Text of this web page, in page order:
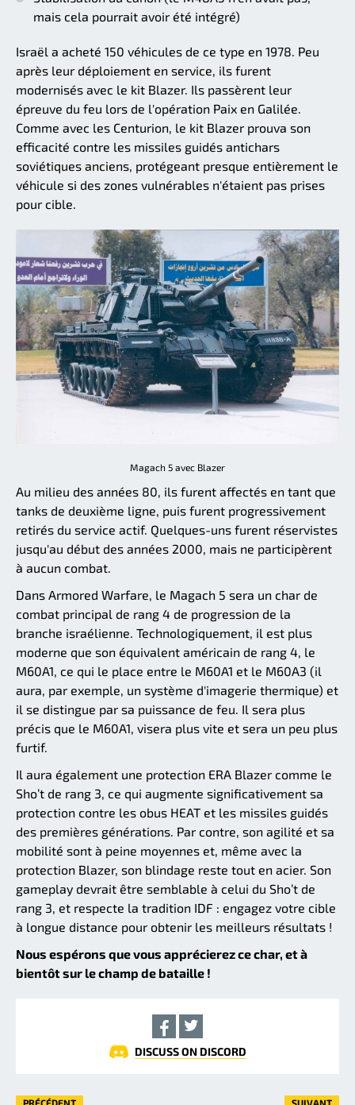
mais cela pourrait avoir été intégré)
Israël a acheté 150 véhicules de ce type en 1978. Peu
après leur déploiement en service, ils furent
modernisés avec le kit Blazer. Ils passèrent leur
épreuve du feu lors de l'opération Paix en Galilée.
Comme avec les Centurion, le kit Blazer prouva son
efficacité contre les missiles guidés antichars
soviétiques anciens, protégeant presque entièrement le
véhicule si des zones vulnérables n'étaient pas prises
pour cible.
Magach 5 avec Blazer
Au milieu des années 80, ils furent affectés en tant que
tanks de deuxième ligne, puis furent progressivement
retirés du service actif. Quelques-uns furent réservistes
jusqu'au début des années 2000, mais ne participèrent
à aucun combat.
Dans Armored Warfare, le Magach 5 sera un char de
combat principal de rang 4 de progression de la
branche israélienne. Technologiquement, il est plus
moderne que son équivalent américain de rang 4, le
M60A1, ce qui le place entre le M60A1 et le M60A3 (il
aura, par exemple, un système d'imagerie thermique) et
il se distingue par sa puissance de feu. Il sera plus
précis que le M60A1, visera plus vite et sera un peu plus
furtif.
Il aura également une protection ERA Blazer comme le
Sho’t de rang 3, ce qui augmente significativement sa
protection contre les obus HEAT et les missiles guidés
des premières générations. Par contre, son agilité et sa
mobilité sont à peine moyennes et, même avec la
protection Blazer, son blindage reste tout en acier. Son
gameplay devrait être semblable à celui du Sho’t de
rang 3, et respecte la tradition IDF : engagez votre cible
à longue distance pour obtenir les meilleurs résultats !
Nous espérons que vous apprécierez ce char, et à
bientôt sur le champ de bataille !
DISCUSS ON DISCORD
PRÉCÉDENT SUIVANT